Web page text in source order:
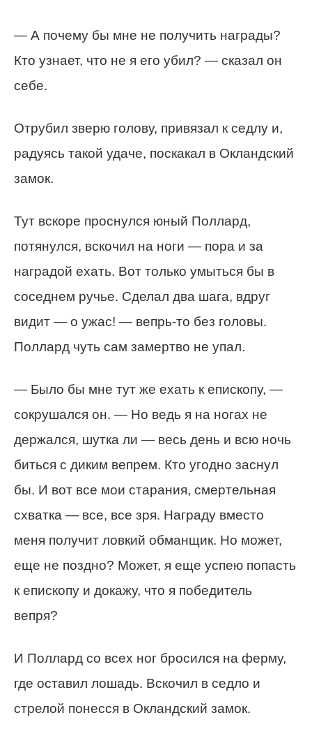
— А почему бы мне не получить награды?
Кто узнает, что не я его убил? — сказал он
себе.
Отрубил зверю голову, привязал к седлу и,
радуясь такой удаче, поскакал в Окландский
замок.
Тут вскоре проснулся юный Поллард,
потянулся, вскочил на ноги — пора и за
наградой ехать. Вот только умыться бы в
соседнем ручье. Сделал два шага, вдруг
видит — о ужас! — вепрь-то без головы.
Поллард чуть сам замертво не упал.
— Было бы мне тут же ехать к епископу, —
сокрушался он. — Но ведь я на ногах не
держался, шутка ли — весь день и всю ночь
биться с диким вепрем. Кто угодно заснул
бы. И вот все мои старания, смертельная
схватка — все, все зря. Награду вместо
меня получит ловкий обманщик. Но может,
еще не поздно? Может, я еще успею попасть
к епископу и докажу, что я победитель
вепря?
И Поллард со всех ног бросился на ферму,
где оставил лошадь. Вскочил в седло и
стрелой понесся в Окландский замок.